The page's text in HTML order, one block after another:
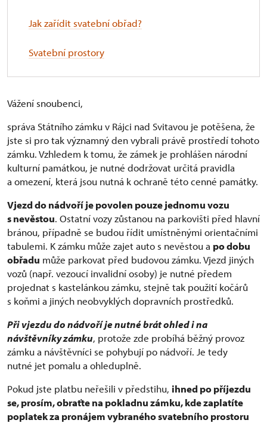
Jak zařídit svatební obřad?
Svatební prostory
Vážení snoubenci,
správa Státního zámku v Rájci nad Svitavou je potěšena, že
jste si pro tak významný den vybrali právě prostředí tohoto
zámku. Vzhledem k tomu, že zámek je prohlášen národní
kulturní památkou, je nutné dodržovat určitá pravidla
a omezení, která jsou nutná k ochraně této cenné památky.
Vjezd do nádvoří je povolen pouze jednomu vozu
s nevěstou. Ostatní vozy zůstanou na parkovišti před hlavní
bránou, případně se budou řídit umístněnými orientačními
tabulemi. K zámku může zajet auto s nevěstou a po dobu
obřadu může parkovat před budovou zámku. Vjezd jiných
vozů (např. vezoucí invalidní osoby) je nutné předem
projednat s kastelánkou zámku, stejně tak použití kočárů
s koňmi a jiných neobvyklých dopravních prostředků.
Při vjezdu do nádvoří je nutné brát ohled i na
návštěvníky zámku, protože zde probíhá běžný provoz
zámku a návštěvníci se pohybují po nádvoří. Je tedy
nutné jet pomalu a ohleduplně.
Pokud jste platbu neřešili v předstihu, ihned po příjezdu
se, prosím, obraťte na pokladnu zámku,kde zaplatíte
poplatek za pronájem vybraného svatebního prostoru